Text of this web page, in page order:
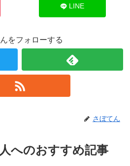
LINE
をフォローする
さぼてん
へのおすすめ記事